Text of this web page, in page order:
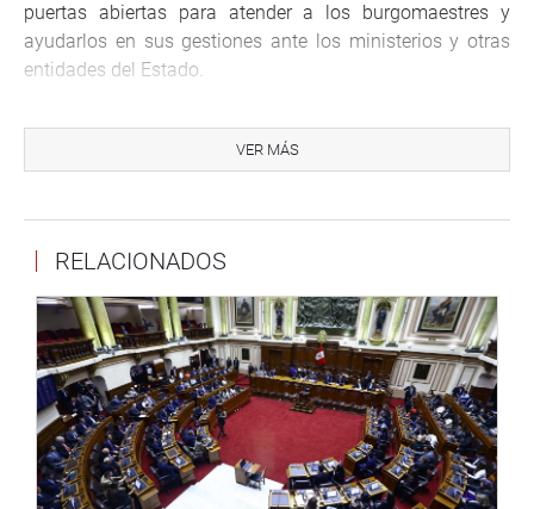
puertas abiertas para atender a los burgomaestres y
ayudarlos en sus gestiones ante los ministerios y otras
entidades del Estado.
presupuestos que requieren no solo para obras de
infraestructura, sino también para programas de
El presidente del Congreso informó que, además de la
Oficina Técnica de enlace con los gobiernos regionales y
locales, la Mesa Directiva ha decidido tener un contacto
más cercano con las autoridades locales, para lo cual
implementará una oficina dentro del Palacio Legislativo
para brindarles asistencia técnica y asesoría y puedan
gestionar sus citas con los funcionarios de los ministerios
que requieran.
VER MÁS
RELACIONADOS